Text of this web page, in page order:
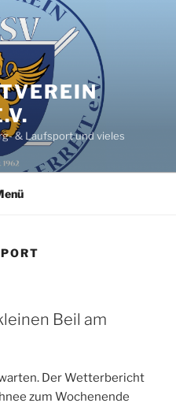
& Laufsport und vieles
Beil am
Der Wetterbericht
zum Wochenende